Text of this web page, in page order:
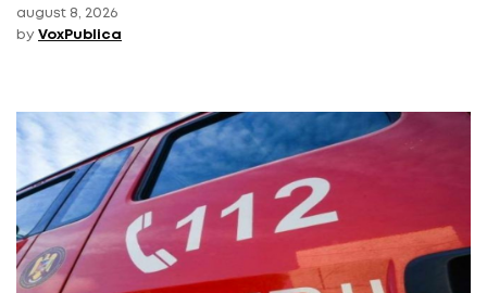
august 8, 2026
by VoxPublica